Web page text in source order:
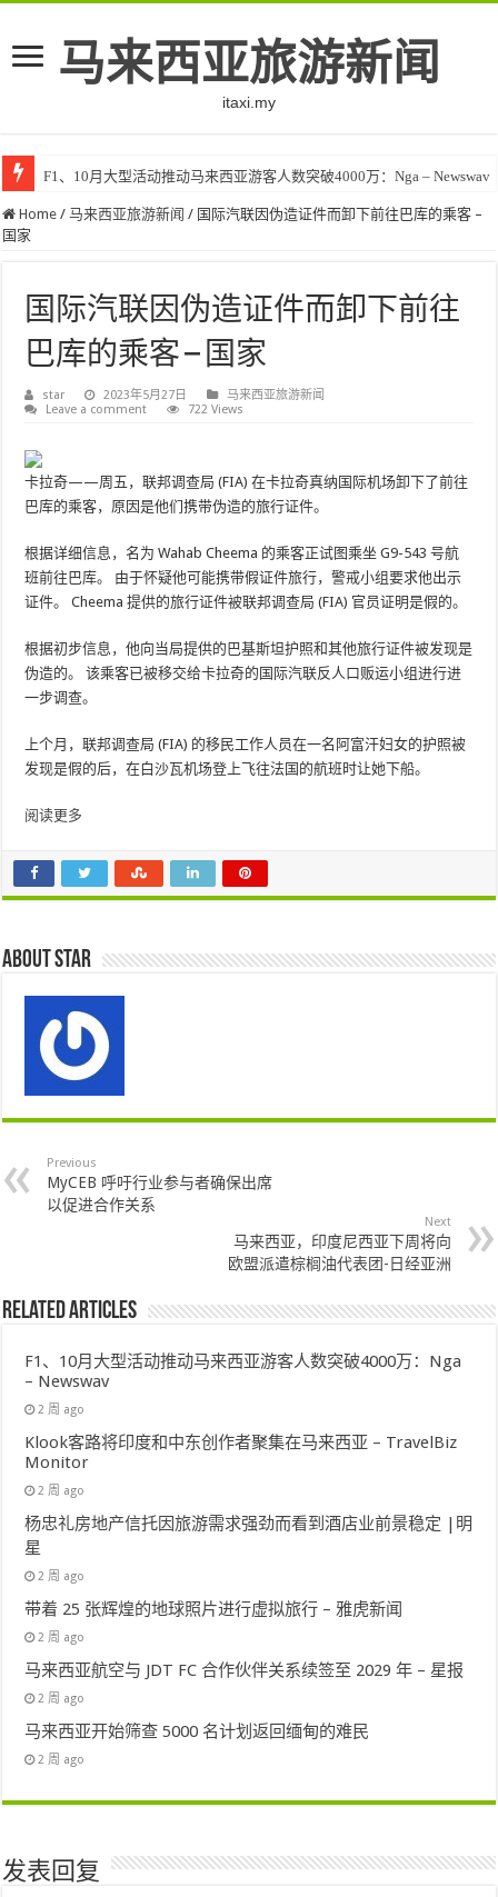
马来西亚旅游新闻
itaxi.my
F1、10月大型活动推动马来西亚游客人数突破4000万：Nga – Newswav
Home / 马来西亚旅游新闻 / 国际汽联因伪造证件而卸下前往巴库的乘客 –
国家
国际汽联因伪造证件而卸下前往
巴库的乘客 – 国家
star 2023年5月27日
马来西亚旅游新闻
Leave a comment
722 Views
卡拉奇——周五，联邦调查局 (FIA) 在卡拉奇真纳国际机场卸下了前往
巴库的乘客，原因是他们携带伪造的旅行证件。
根据详细信息，名为 Wahab Cheema 的乘客正试图乘坐 G9-543 号航
班前往巴库。 由于怀疑他可能携带假证件旅行，警戒小组要求他出示
证件。 Cheema 提供的旅行证件被联邦调查局 (FIA) 官员证明是假的。
根据初步信息，他向当局提供的巴基斯坦护照和其他旅行证件被发现是
伪造的。 该乘客已被移交给卡拉奇的国际汽联反人口贩运小组进行进
一步调查。
上个月，联邦调查局 (FIA) 的移民工作人员在一名阿富汗妇女的护照被
发现是假的后，在白沙瓦机场登上飞往法国的航班时让她下船。
阅读更多
About star
Previous
MyCEB 呼吁行业参与者确保出席
以促进合作关系
Next
马来西亚，印度尼西亚下周将向
欧盟派遣棕榈油代表团-日经亚洲
Related Articles
F1、10月大型活动推动马来西亚游客人数突破4000万：Nga
– Newswav
2 周 ago
Klook客路将印度和中东创作者聚集在马来西亚 – TravelBiz
Monitor
2 周 ago
杨忠礼房地产信托因旅游需求强劲而看到酒店业前景稳定 |明
星
2 周 ago
带着 25 张辉煌的地球照片进行虚拟旅行 – 雅虎新闻
2 周 ago
马来西亚航空与 JDT FC 合作伙伴关系续签至 2029 年 – 星报
2 周 ago
马来西亚开始筛查 5000 名计划返回缅甸的难民
2 周 ago
发表回复